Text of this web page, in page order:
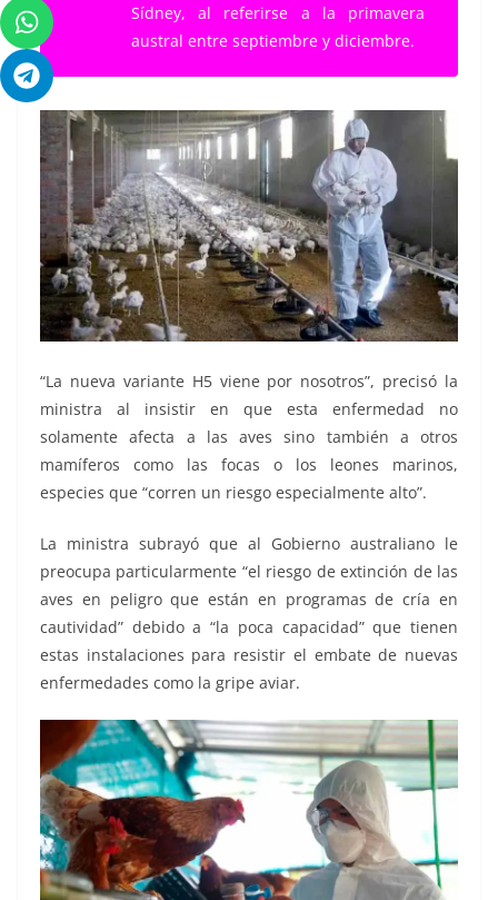
Sídney, al referirse a la primavera
austral entre septiembre y diciembre.
“La nueva variante H5 viene por nosotros”, precisó la
ministra al insistir en que esta enfermedad no
solamente afecta a las aves sino también a otros
mamíferos como las focas o los leones marinos,
especies que “corren un riesgo especialmente alto”.
La ministra subrayó que al Gobierno australiano le
preocupa particularmente “el riesgo de extinción de las
aves en peligro que están en programas de cría en
cautividad” debido a “la poca capacidad” que tienen
estas instalaciones para resistir el embate de nuevas
enfermedades como la gripe aviar.